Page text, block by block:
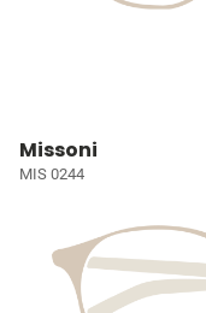
Missoni
MIS 0244